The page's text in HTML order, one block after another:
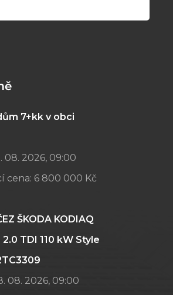
7+kk v obci
08. 2026, 09:00
cena: 6 800 000 Kč
ŠKODA KODIAQ
2.0 TDI 110 kW Style
08. 2026, 09:00